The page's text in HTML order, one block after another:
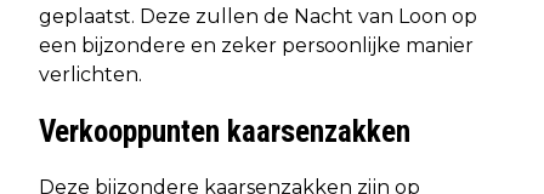
geplaatst. Deze zullen de Nacht van Loon op
een bijzondere en zeker persoonlijke manier
verlichten.
Verkooppunten kaarsenzakken
Deze bijzondere kaarsenzakken zijn op